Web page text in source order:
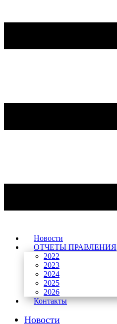
Новости
ОТЧЕТЫ ПРАВЛЕНИЯ
2022
2023
2024
2025
2026
Контакты
Новости